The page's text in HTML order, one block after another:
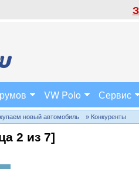
VW Polo Сервис
новый автомобиль » Конкуренты
2 из 7]